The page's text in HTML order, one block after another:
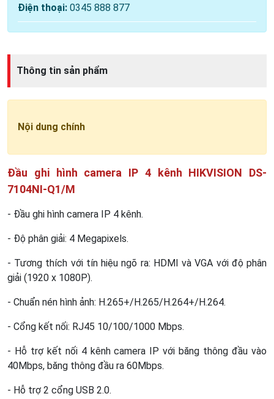
Điện thoại: 0345 888 877
Thông tin sản phẩm
Nội dung chính
Đầu ghi hình camera IP 4 kênh HIKVISION DS-
7104NI-Q1/M
- Đầu ghi hình camera IP 4 kênh.
- Độ phân giải: 4 Megapixels.
- Tương thích với tín hiệu ngõ ra: HDMI và VGA với độ phân
giải (1920 x 1080P).
- Chuẩn nén hình ảnh: H.265+/H.265/H.264+/H.264.
- Cổng kết nối: RJ45 10/100/1000 Mbps.
- Hỗ trợ kết nối 4 kênh camera IP với băng thông đầu vào
40Mbps, băng thông đầu ra 60Mbps.
- Hỗ trợ 2 cổng USB 2.0.